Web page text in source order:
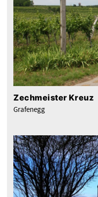
Zechmeister Kreuz
Grafenegg